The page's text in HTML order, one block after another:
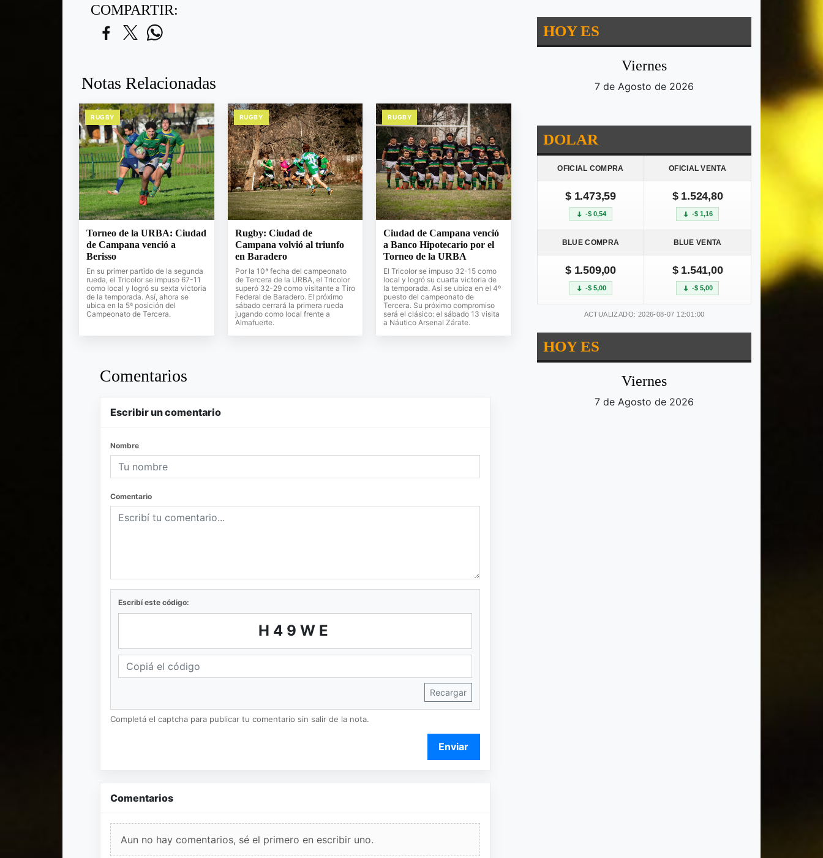
COMPARTIR:
Notas Relacionadas
RUGBY
Torneo de la URBA: Ciudad
de Campana venció a
Berisso
En su primer partido de la segunda
rueda, el Tricolor se impuso 67-11
como local y logró su sexta victoria
de la temporada. Así, ahora se
ubica en la 5ª posición del
Campeonato de Tercera.
RUGBY
Rugby: Ciudad de
Campana volvió al triunfo
en Baradero
Por la 10ª fecha del campeonato
de Tercera de la URBA, el Tricolor
superó 32-29 como visitante a Tiro
Federal de Baradero. El próximo
sábado cerrará la primera rueda
jugando como local frente a
Almafuerte.
RUGBY
Ciudad de Campana venció
a Banco Hipotecario por el
Torneo de la URBA
El Tricolor se impuso 32-15 como
local y logró su cuarta victoria de
la temporada. Así se ubica en el 4º
puesto del campeonato de
Tercera. Su próximo compromiso
será el clásico: el sábado 13 visita
a Náutico Arsenal Zárate.
Comentarios
Escribir un comentario
Nombre
Comentario
Escribí este código:
H49WE
Recargar
Completá el captcha para publicar tu comentario sin salir de la nota.
Enviar
Comentarios
Aun no hay comentarios, sé el primero en escribir uno.
HOY ES
Viernes
7 de Agosto de 2026
DOLAR
OFICIAL COMPRA OFICIAL VENTA
$ 1.473,59
-$ 0,54
$ 1.524,80
-$ 1,16
BLUE COMPRA BLUE VENTA
$ 1.509,00
-$ 5,00
$ 1.541,00
-$ 5,00
ACTUALIZADO: 2026-08-07 12:01:00
HOY ES
Viernes
7 de Agosto de 2026